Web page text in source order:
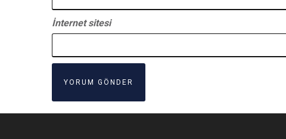
İnternet sitesi